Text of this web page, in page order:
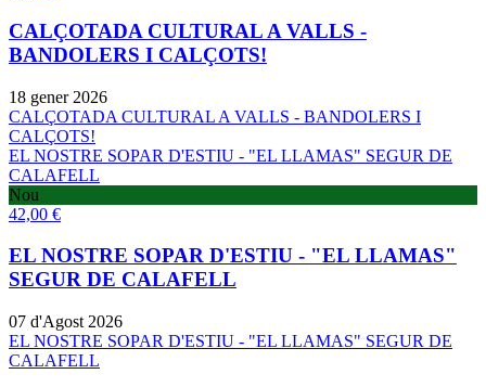
CALÇOTADA CULTURAL A VALLS -
BANDOLERS I CALÇOTS!
18 gener 2026
CALÇOTADA CULTURAL A VALLS - BANDOLERS I
CALÇOTS!
EL NOSTRE SOPAR D'ESTIU - "EL LLAMAS" SEGUR DE
CALAFELL
Nou
42,00 €
EL NOSTRE SOPAR D'ESTIU - "EL LLAMAS"
SEGUR DE CALAFELL
07 d'Agost 2026
EL NOSTRE SOPAR D'ESTIU - "EL LLAMAS" SEGUR DE
CALAFELL